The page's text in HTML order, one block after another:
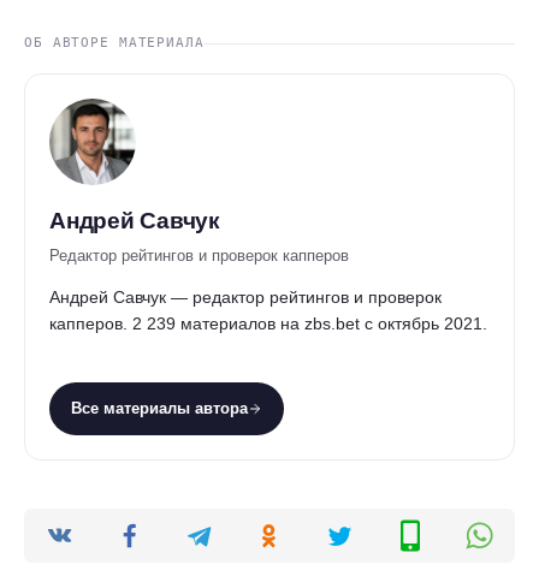
ОБ АВТОРЕ МАТЕРИАЛА
Андрей Савчук
Редактор рейтингов и проверок капперов
Андрей Савчук — редактор рейтингов и проверок
капперов. 2 239 материалов на zbs.bet с октябрь 2021.
Все материалы автора